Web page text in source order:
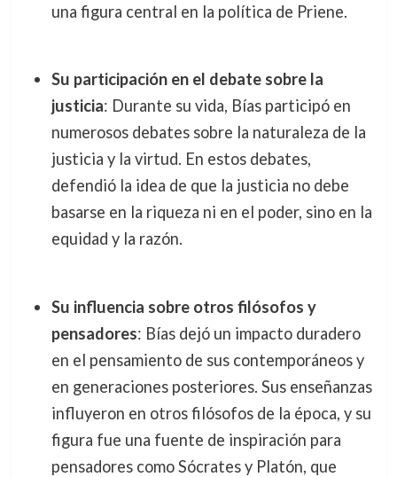
una figura central en la política de Priene.
Su participación en el debate sobre la
justicia: Durante su vida, Bías participó en
numerosos debates sobre la naturaleza de la
justicia y la virtud. En estos debates,
defendió la idea de que la justicia no debe
basarse en la riqueza ni en el poder, sino en la
equidad y la razón.
Su influencia sobre otros filósofos y
pensadores: Bías dejó un impacto duradero
en el pensamiento de sus contemporáneos y
en generaciones posteriores. Sus enseñanzas
influyeron en otros filósofos de la época, y su
figura fue una fuente de inspiración para
pensadores como Sócrates y Platón, que